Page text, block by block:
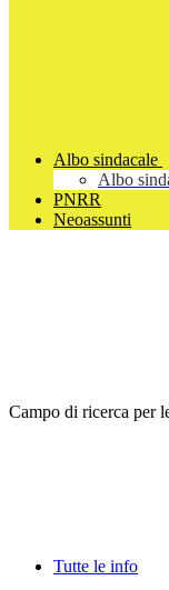
Albo sindacale
Albo
PNRR
Neoassunti
Campo di ricerca per
Tutte le info